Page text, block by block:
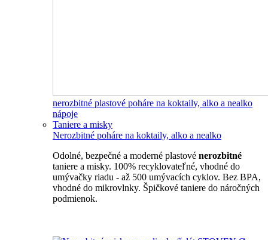
nerozbitné plastové poháre na koktaily, alko a nealko
nápoje
Taniere a misky
Nerozbitné poháre na koktaily, alko a nealko
Odolné, bezpečné a moderné plastové nerozbitné
taniere a misky. 100% recyklovateľné, vhodné do
umývačky riadu - až 500 umývacích cyklov. Bez BPA,
vhodné do mikrovlnky. Špičkové taniere do náročných
podmienok.